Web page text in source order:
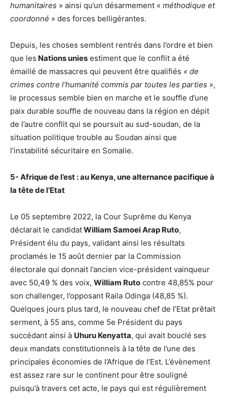
humanitaires » ainsi qu’un désarmement « méthodique et
coordonné » des forces belligérantes.
Depuis, les choses semblent rentrés dans l’ordre et bien
que les Nations unies estiment que le conflit a été
émaillé de massacres qui peuvent être qualifiés « de
crimes contre l’humanité commis par toutes les parties »,
le processus semble bien en marche et le souffle d’une
paix durable souffle de nouveau dans la région en dépit
de l’autre conflit qui se poursuit au sud-soudan, de la
situation politique trouble au Soudan ainsi que
l’instabilité sécuritaire en Somalie.
5- Afrique de l’est : au Kenya, une alternance pacifique à
la tête de l’Etat
Le 05 septembre 2022, la Cour Suprême du Kenya
déclarait le candidatWilliam Samoei Arap Ruto,
Président élu du pays, validant ainsi les résultats
proclamés le 15 août dernier par la Commission
électorale qui donnait l’ancien vice-président vainqueur
avec 50,49 % des voix, William Ruto contre 48,85% pour
son challenger, l’opposant Raila Odinga (48,85 %).
Quelques jours plus tard, le nouveau chef de l’Etat prêtait
serment, à 55 ans, comme 5e Président du pays
succédant ainsi à Uhuru Kenyatta, qui avait bouclé ses
deux mandats constitutionnels à la tête de l’une des
principales économies de l’Afrique de l’Est. L’évènement
est assez rare sur le continent pour être souligné
puisqu’à travers cet acte, le pays qui est régulièrement